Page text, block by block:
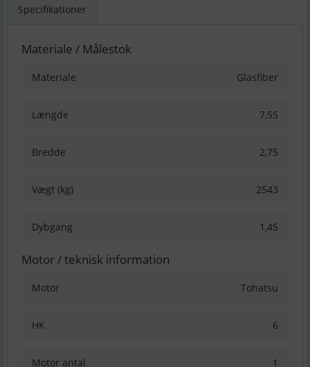
Specifikationer
Materiale / Målestok
Materiale Glasfiber
Længde 7,55
Bredde 2,75
Vægt (kg) 2543
Dybgang 1,45
Motor / teknisk information
Motor Tohatsu
HK 6
Motor antal 1